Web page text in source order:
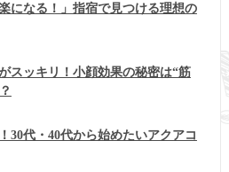
になる！」指宿で見つける理想の
スッキリ！小顔効果の秘密は“筋
30代・40代から始めたいアクアコ